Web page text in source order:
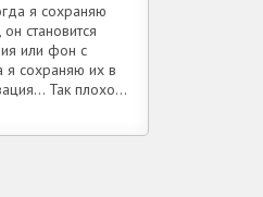
я сохраняю
становится
или фон с
я сохраняю их в
Так плохо...